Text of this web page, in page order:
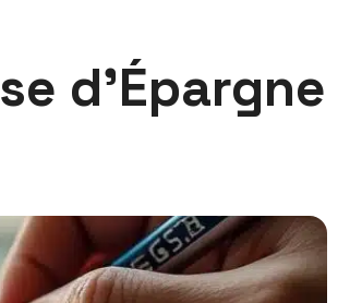
d’Épargne